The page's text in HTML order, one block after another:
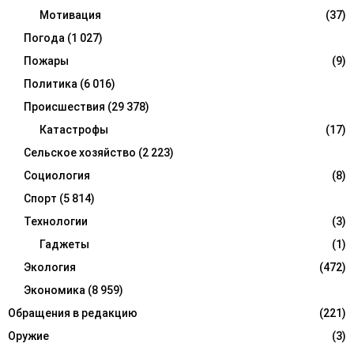
Мотивация
(37)
Погода (1 027)
Пожары
(9)
Политика (6 016)
Происшествия (29 378)
Катастрофы
(17)
Сельское хозяйство (2 223)
Социология
(8)
Спорт (5 814)
Технологии
(3)
Гаджеты
(1)
Экология
(472)
Экономика (8 959)
Обращения в редакцию
(221)
Оружие
(3)